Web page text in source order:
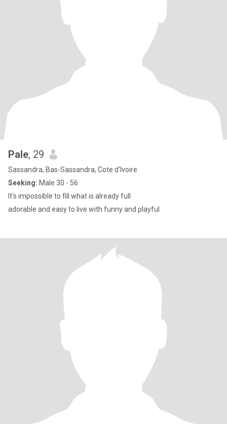
Pale, 29
Sassandra, Bas-Sassandra, Cote d'Ivoire
Seeking: Male 30 - 56
It's impossible to fill what is already full
adorable and easy to live with funny and playful